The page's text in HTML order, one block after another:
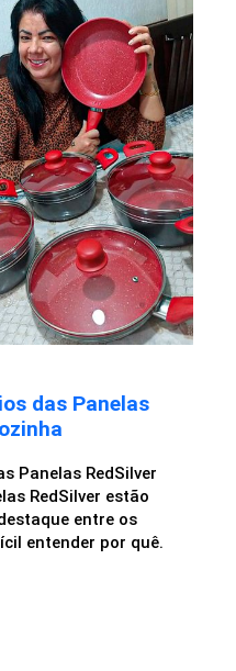
das Panelas
Panelas RedSilver
RedSilver estão
entre os
entender por quê.